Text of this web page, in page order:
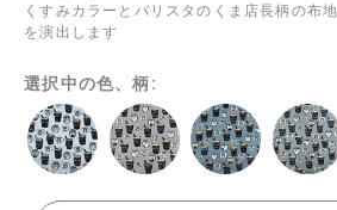
くすみカラーとバリスタのくま店長柄の布
を演出します
選択中の色、柄: